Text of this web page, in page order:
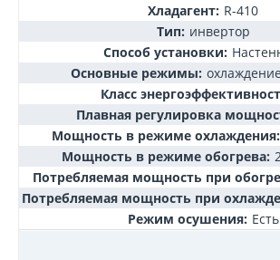
Хладагент: R-410
Тип: инвертор
Способ установки:
Основные режимы:
Класс
Плавная регулировка
Мощность в режиме охлаждения:
Мощность в режиме обогрева:
Потребляемая мощность при
Потребляемая мощность при
Режим осушения: Есть